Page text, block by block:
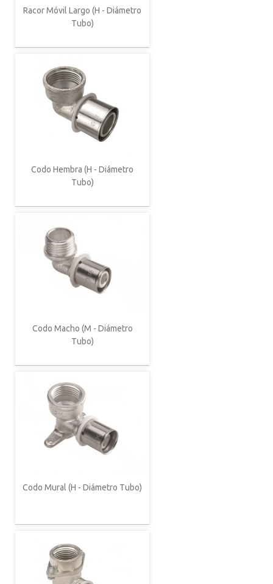
Racor Móvil Largo (H - Diámetro
Tubo)
Codo Hembra (H - Diámetro
Tubo)
Codo Macho (M - Diámetro
Tubo)
Codo Mural (H - Diámetro Tubo)